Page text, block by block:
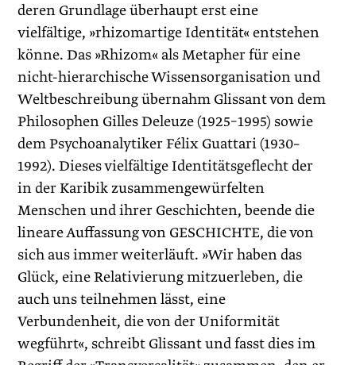
deren Grundlage überhaupt erst eine
vielfältige, »rhizomartige Identität« entstehen
könne. Das »Rhizom« als Metapher für eine
nicht-hierarchische Wissensorganisation und
Weltbeschreibung übernahm Glissant von dem
Philosophen Gilles Deleuze (1925–1995) sowie
dem Psychoanalytiker Félix Guattari (1930–
1992). Dieses vielfältige Identitätsgeflecht der
in der Karibik zusammengewürfelten
Menschen und ihrer Geschichten, beende die
lineare Auffassung von GESCHICHTE, die von
sich aus immer weiterläuft. »Wir haben das
Glück, eine Relativierung mitzuerleben, die
auch uns teilnehmen lässt, eine
Verbundenheit, die von der Uniformität
wegführt«, schreibt Glissant und fasst dies im